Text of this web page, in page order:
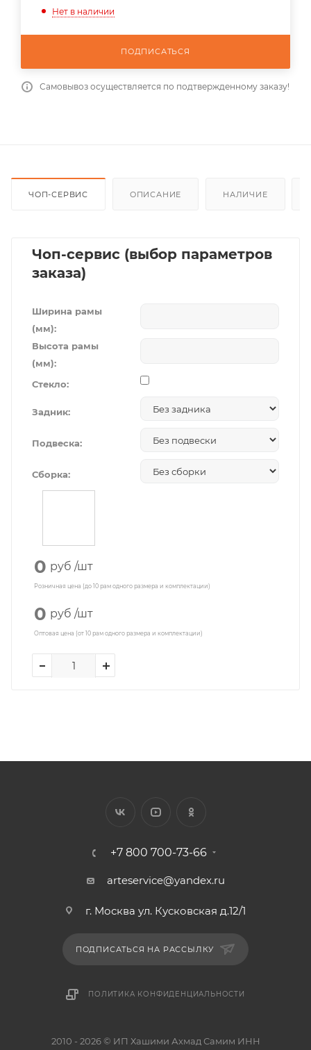
Нет в наличии
ПОДПИСАТЬСЯ
Самовывоз осуществляется по подтвержденному заказу!
ЧОП-СЕРВИС ОПИСАНИЕ НАЛИЧИЕ
Чоп-сервис (выбор параметров
заказа)
Ширина рамы
(мм):
Высота рамы
(мм):
Стекло:
Задник:
Подвеска:
Сборка:
0 руб /шт
Розничная цена (до 10 рам одного размера и комплектации)
0 руб /шт
Оптовая цена (от 10 рам одного размера и комплектации)
+7 800 700-73-66
arteservice@yandex.ru
г. Москва ул. Кусковская д.12/1
ПОДПИСАТЬСЯ НА РАССЫЛКУ
ПОЛИТИКА КОНФИДЕНЦИАЛЬНОСТИ
2010 - 2026 © ИП Хашими Ахмад Самим ИНН